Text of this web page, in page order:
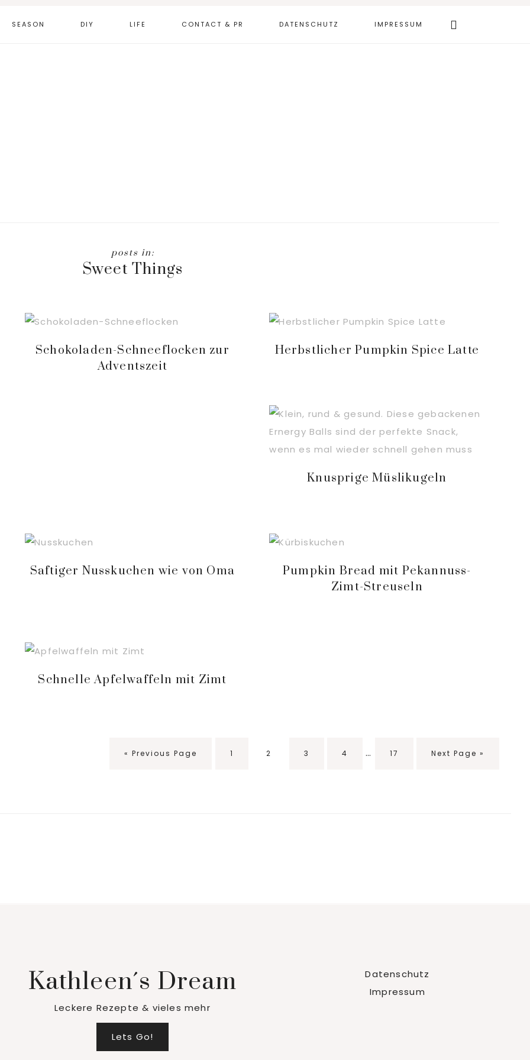
SEASON DIY LIFE CONTACT & PR DATENSCHUTZ IMPRESSUM Webseite
durchsuchen
Sweet Things
Schokoladen-Schneeflocken zur
Adventszeit
Herbstlicher Pumpkin Spice Latte
Knusprige Müslikugeln
Saftiger Nusskuchen wie von Oma
Pumpkin Bread mit Pekannuss-
Zimt-Streuseln
Schnelle Apfelwaffeln mit Zimt
«Go
Previous Page Seite
1 Seite
2 Seite
3 Seite
4 … Seite
17
Go
Next Page »
Kathleen´s Dream
Leckere Rezepte & vieles mehr
Lets Go!
Datenschutz
Impressum